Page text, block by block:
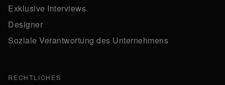
Exklusive Interviews
Designer
Soziale Verantwortung des Unternehmens
RECHTLICHES